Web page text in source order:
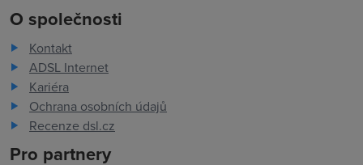
O společnosti
Kontakt
ADSL Internet
Kariéra
Ochrana osobních údajů
Recenze dsl.cz
Pro partnery